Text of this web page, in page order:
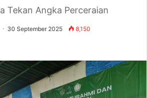
Tekan Angka Perceraian
30 September 2025 8,150